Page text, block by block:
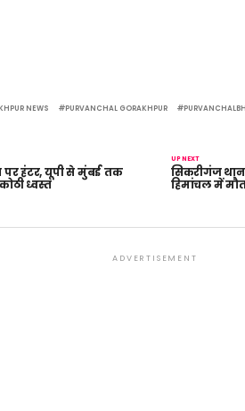
NEWS PURVANCHAL GORAKHPUR
UP NEXT
सिकरीगंज
हिमांचल में
पर हंटर, यूपी से मुंबई तक
ध्वस्त
ADVERTISEMENT